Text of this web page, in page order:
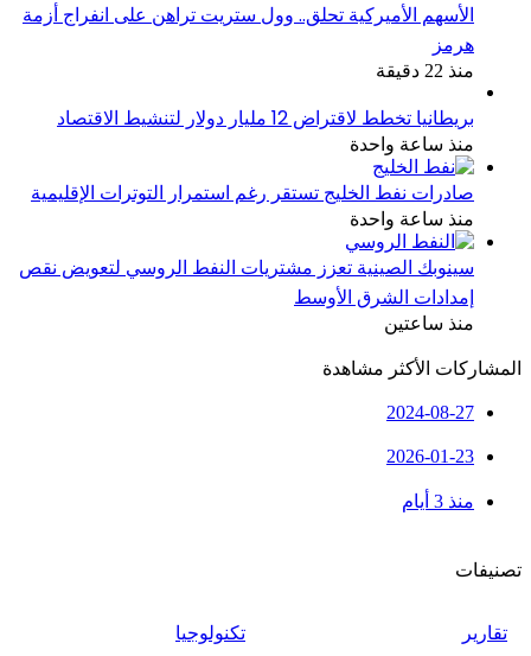
الأسهم الأميركية تحلق.. وول ستريت تراهن على انفراج أزمة
هرمز
منذ 22 دقيقة
بريطانيا تخطط لاقتراض 12 مليار دولار لتنشيط الاقتصاد
منذ ساعة واحدة
صادرات نفط الخليج تستقر رغم استمرار التوترات الإقليمية
منذ ساعة واحدة
سينوبك الصينية تعزز مشتريات النفط الروسي لتعويض نقص
إمدادات الشرق الأوسط
منذ ساعتين
المشاركات الأكثر مشاهدة
2024-08-27
2026-01-23
منذ 3 أيام
تصنيفات
تقارير تكنولوجيا